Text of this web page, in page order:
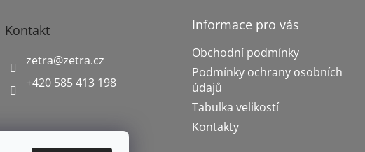
Kontakt
zetra@zetra.cz
+420 585 413 198
Informace pro vás
Obchodní podmínky
Podmínky ochrany osobních
údajů
Tabulka velikostí
Kontakty